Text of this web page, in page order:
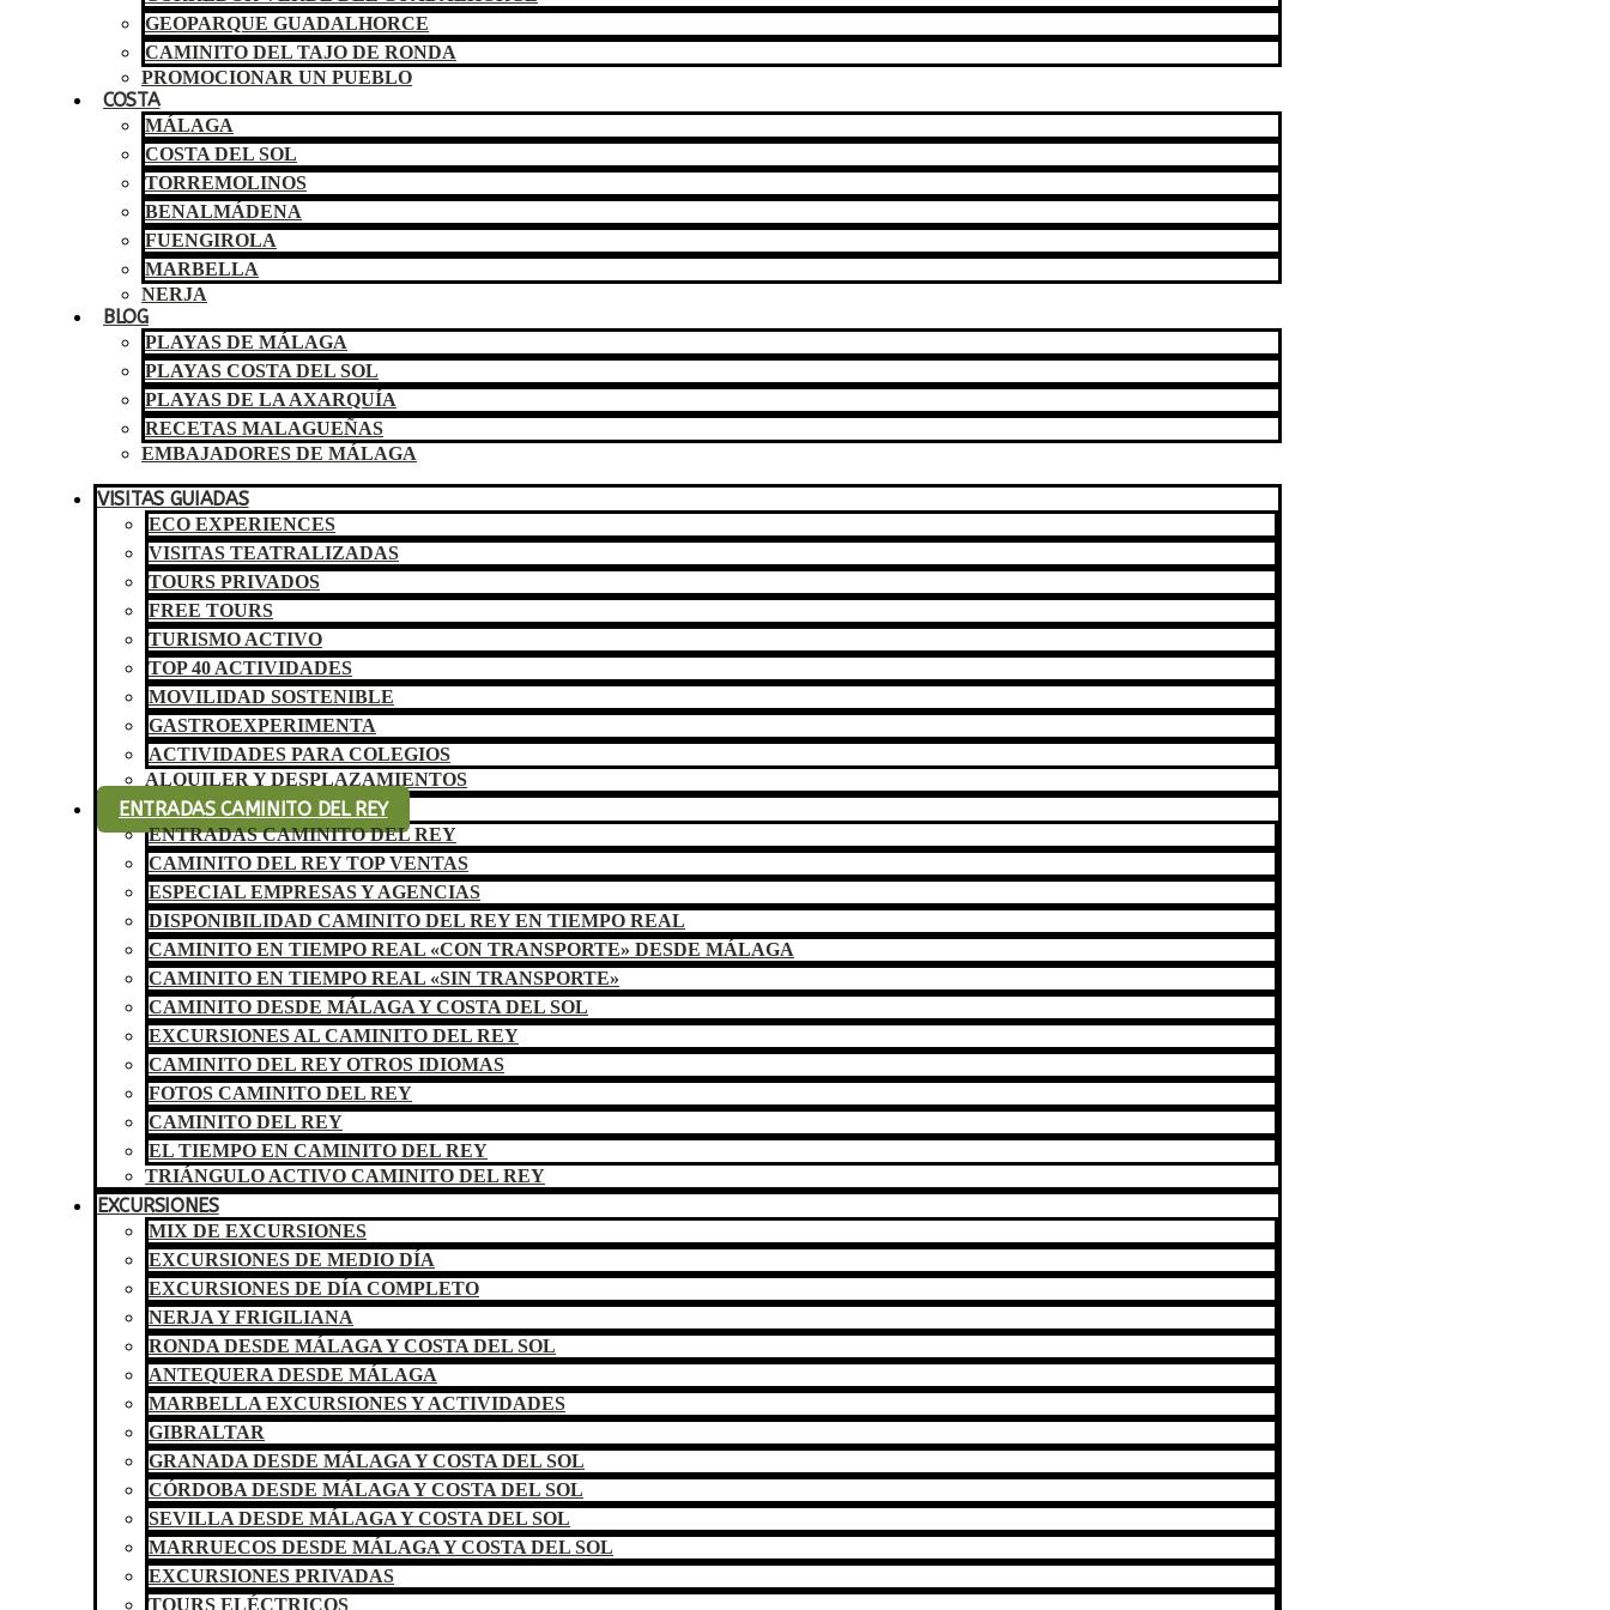
GEOPARQUE GUADALHORCE
CAMINITO DEL TAJO DE RONDA
PROMOCIONAR UN PUEBLO
COSTA
MÁLAGA
COSTA DEL SOL
TORREMOLINOS
BENALMÁDENA
FUENGIROLA
MARBELLA
NERJA
BLOG
PLAYAS DE MÁLAGA
PLAYAS COSTA DEL SOL
PLAYAS DE LA AXARQUÍA
RECETAS MALAGUEÑAS
EMBAJADORES DE MÁLAGA
VISITAS GUIADAS
ECO EXPERIENCES
VISITAS TEATRALIZADAS
TOURS PRIVADOS
FREE TOURS
TURISMO ACTIVO
TOP 40 ACTIVIDADES
MOVILIDAD SOSTENIBLE
GASTROEXPERIMENTA
ACTIVIDADES PARA COLEGIOS
ALQUILER Y DESPLAZAMIENTOS
ENTRADAS CAMINITO DEL REY
ENTRADAS CAMINITO DEL REY
CAMINITO DEL REY TOP VENTAS
ESPECIAL EMPRESAS Y AGENCIAS
DISPONIBILIDAD CAMINITO DEL REY EN TIEMPO REAL
CAMINITO EN TIEMPO REAL «CON TRANSPORTE» DESDE MÁLAGA
CAMINITO EN TIEMPO REAL «SIN TRANSPORTE»
CAMINITO DESDE MÁLAGA Y COSTA DEL SOL
EXCURSIONES AL CAMINITO DEL REY
CAMINITO DEL REY OTROS IDIOMAS
FOTOS CAMINITO DEL REY
CAMINITO DEL REY
EL TIEMPO EN CAMINITO DEL REY
TRIÁNGULO ACTIVO CAMINITO DEL REY
EXCURSIONES
MIX DE EXCURSIONES
EXCURSIONES DE MEDIO DÍA
EXCURSIONES DE DÍA COMPLETO
NERJA Y FRIGILIANA
RONDA DESDE MÁLAGA Y COSTA DEL SOL
ANTEQUERA DESDE MÁLAGA
MARBELLA EXCURSIONES Y ACTIVIDADES
GIBRALTAR
GRANADA DESDE MÁLAGA Y COSTA DEL SOL
CÓRDOBA DESDE MÁLAGA Y COSTA DEL SOL
SEVILLA DESDE MÁLAGA Y COSTA DEL SOL
MARRUECOS DESDE MÁLAGA Y COSTA DEL SOL
EXCURSIONES PRIVADAS
TOURS ELÉCTRICOS